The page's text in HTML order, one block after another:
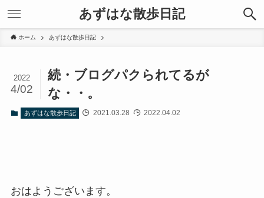
あずはな散歩日記
ホーム あずはな散歩日記
続・ブログパクられてるが
な・・。
2022
4/02
あずはな散歩日記 2021.03.28 2022.04.02
おはようございます。